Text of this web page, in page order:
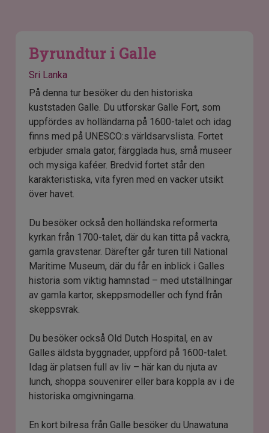
Byrundtur i Galle
Sri Lanka
På denna tur besöker du den historiska
kuststaden Galle. Du utforskar Galle Fort, som
uppfördes av holländarna på 1600-talet och idag
finns med på UNESCO:s världsarvslista. Fortet
erbjuder smala gator, färgglada hus, små museer
och mysiga kaféer. Bredvid fortet står den
karakteristiska, vita fyren med en vacker utsikt
över havet.
Du besöker också den holländska reformerta
kyrkan från 1700-talet, där du kan titta på vackra,
gamla gravstenar. Därefter går turen till National
Maritime Museum, där du får en inblick i Galles
historia som viktig hamnstad – med utställningar
av gamla kartor, skeppsmodeller och fynd från
skeppsvrak.
Du besöker också Old Dutch Hospital, en av
Galles äldsta byggnader, uppförd på 1600-talet.
Idag är platsen full av liv – här kan du njuta av
lunch, shoppa souvenirer eller bara koppla av i de
historiska omgivningarna.
En kort bilresa från Galle besöker du Unawatuna